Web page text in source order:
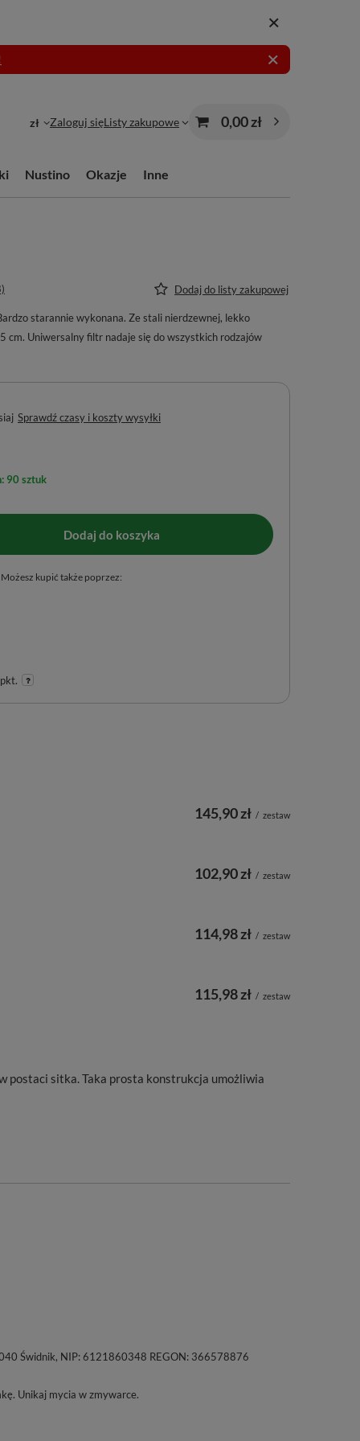
zł Zaloguj sięListy zakupowe 0,00 zł
Nustino Okazje Inne
Dodaj do listy zakupowej
starannie wykonana. Ze stali nierdzewnej, lekko
cm. Uniwersalny filtr nadaje się do wszystkich rodzajów
Sprawdź czasy i koszty wysyłki
90 sztuk
Dodaj do koszyka
Możesz kupić także poprzez:
145,90 zł / zestaw
102,90 zł / zestaw
114,98 zł / zestaw
115,98 zł / zestaw
postaci sitka. Taka prosta konstrukcja umożliwia
Świdnik, NIP: 6121860348 REGON: 366578876
Unikaj mycia w zmywarce.